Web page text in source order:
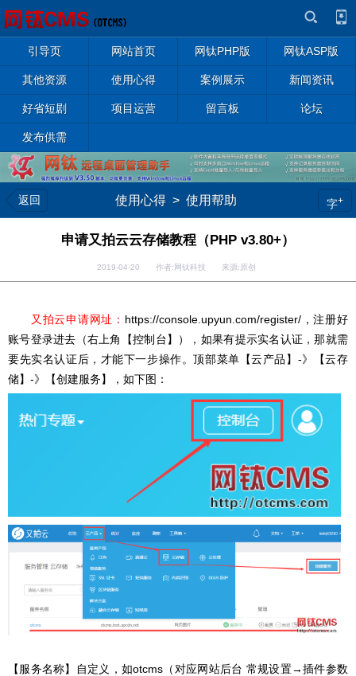
引导页 网站首页 网钛PHP版 网钛ASP版
其他资源 使用心得 案例展示 新闻资讯
好省短剧 项目运营 留言板 论坛
发布供需
返回 使用心得 > 使用帮助 字+
申请又拍云云存储教程（PHP v3.80+）
2019-04-20 作者:网钛科技 来源:原创
又拍云申请网址： https://console.upyun.com/register/，注册好
账号登录进去（右上角【控制台】），如果有提示实名认证，那就需
要先实名认证后，才能下一步操作。顶部菜单【云产品】-》
【云存
储】-》
【创建服务】，如下图：
【服务名称】自定义，如otcms（对应网站后台 常规设置→插件参数